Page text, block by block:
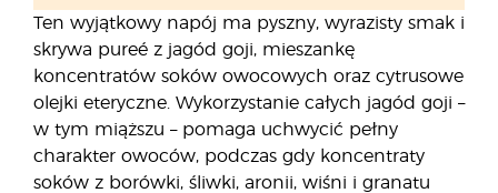
Ten wyjątkowy napój ma pyszny, wyrazisty smak i
skrywa pureé z jagód goji, mieszankę
koncentratów soków owocowych oraz cytrusowe
olejki eteryczne. Wykorzystanie całych jagód goji –
w tym miąższu – pomaga uchwycić pełny
charakter owoców, podczas gdy koncentraty
soków z borówki, śliwki, aronii, wiśni i granatu